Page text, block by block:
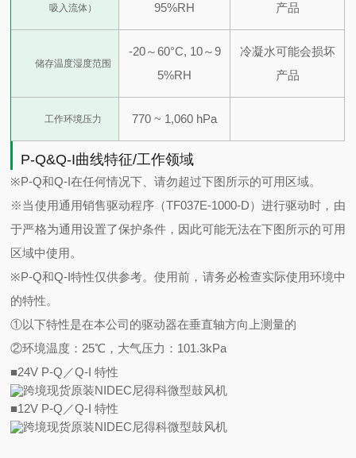
吸入流体）
95%RH
产品
储存温度湿度范围
-20～60°C, 10～9
5%RH
冷凝水可能会损坏
产品
工作环境压力 770 ~ 1,060 hPa
P-Q&Q-I曲线特征/工作领域
※P-Q和Q-I在任何情况下、请勿超过下图所示的可用区域。
※当使用通用销售驱动程序（TF037E-1000-D）进行驱动时，由
于严格为通用设置了保护条件，因此可能无法在下图所示的可用
区域中使用。
※P-Q和Q-I特性仅供参考。使用前，请务必检查实际使用环境中
的特性。
①以下特性是在本公司的驱动器在垂直轴方向上测量的
②环境温度：25℃，大气压力：101.3kPa
■24V P-Q／Q-I 特性
■12V P-Q／Q-I 特性